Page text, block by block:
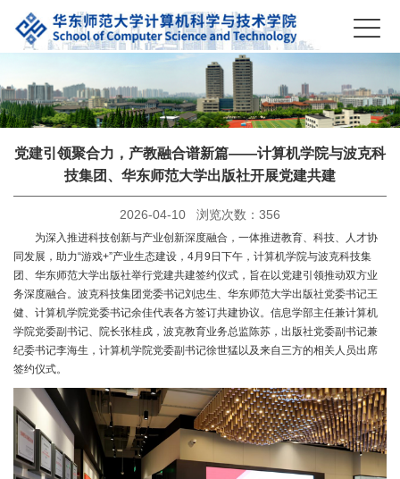
党建引领聚合力，产教融合谱新篇——计算机学院与波克科
技集团、华东师范大学出版社开展党建共建
2026-04-10 浏览次数： 356
为深入推进科技创新与产业创新深度融合，一体推进教育、科技、人才协
同发展，助力“游戏+”产业生态建设，4月9日下午，计算机学院与波克科技集
团、华东师范大学出版社举行党建共建签约仪式，旨在以党建引领推动双方业
务深度融合。波克科技集团党委书记刘忠生、华东师范大学出版社党委书记王
健、计算机学院党委书记余佳代表各方签订共建协议。信息学部主任兼计算机
学院党委副书记、院长张桂戌，波克教育业务总监陈苏，出版社党委副书记兼
纪委书记李海生，计算机学院党委副书记徐世猛以及来自三方的相关人员出席
签约仪式。